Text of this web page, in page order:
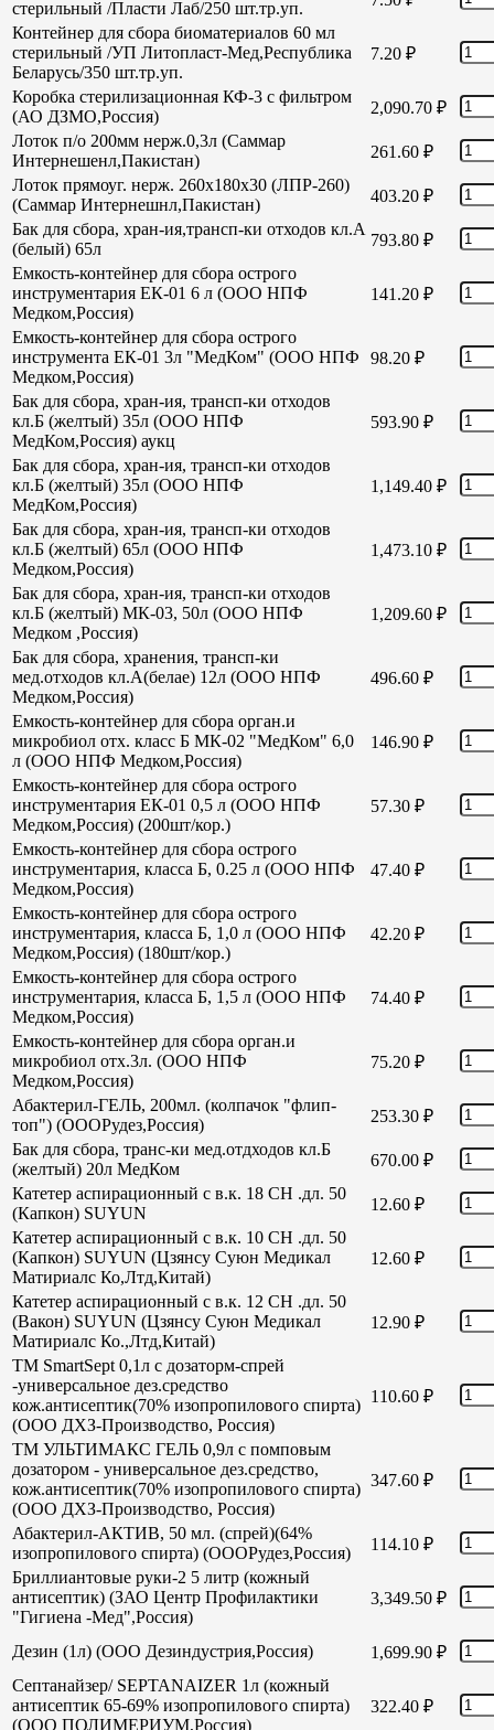
стерильный /Пласти Лаб/250 шт.тр.уп.
Контейнер для сбора биоматериалов 60 мл
стерильный /УП Литопласт-Мед,Республика
Беларусь/350 шт.тр.уп.
7.20 ₽
Коробка стерилизационная КФ-3 с фильтром
(АО ДЗМО,Россия)
2,090.70 ₽
Лоток п/о 200мм нерж.0,3л (Саммар
Интернешенл,Пакистан)
261.60 ₽
Лоток прямоуг. нерж. 260х180х30 (ЛПР-260)
(Саммар Интернешнл,Пакистан)
403.20 ₽
Бак для сбора, хран-ия,трансп-ки отходов кл.А
(белый) 65л
793.80 ₽
Емкость-контейнер для сбора острого
инструментария ЕК-01 6 л (ООО НПФ
Медком,Россия)
141.20 ₽
Емкость-контейнер для сбора острого
инструмента ЕК-01 3л "МедКом" (ООО НПФ
Медком,Россия)
98.20 ₽
Бак для сбора, хран-ия, трансп-ки отходов
кл.Б (желтый) 35л (ООО НПФ
МедКом,Россия) аукц
593.90 ₽
Бак для сбора, хран-ия, трансп-ки отходов
кл.Б (желтый) 35л (ООО НПФ
МедКом,Россия)
1,149.40 ₽
Бак для сбора, хран-ия, трансп-ки отходов
кл.Б (желтый) 65л (ООО НПФ
Медком,Россия)
1,473.10 ₽
Бак для сбора, хран-ия, трансп-ки отходов
кл.Б (желтый) МК-03, 50л (ООО НПФ
Медком ,Россия)
1,209.60 ₽
Бак для сбора, хранения, трансп-ки
мед.отходов кл.А(белае) 12л (ООО НПФ
Медком,Россия)
496.60 ₽
Емкость-контейнер для сбора орган.и
микробиол отх. класс Б МК-02 "МедКом" 6,0
л (ООО НПФ Медком,Россия)
146.90 ₽
Емкость-контейнер для сбора острого
инструментария ЕК-01 0,5 л (ООО НПФ
Медком,Россия) (200шт/кор.)
57.30 ₽
Емкость-контейнер для сбора острого
инструментария, класса Б, 0.25 л (ООО НПФ
Медком,Россия)
47.40 ₽
Емкость-контейнер для сбора острого
инструментария, класса Б, 1,0 л (ООО НПФ
Медком,Россия) (180шт/кор.)
42.20 ₽
Емкость-контейнер для сбора острого
инструментария, класса Б, 1,5 л (ООО НПФ
Медком,Россия)
74.40 ₽
Емкость-контейнер для сбора орган.и
микробиол отх.3л. (ООО НПФ
Медком,Россия)
75.20 ₽
Абактерил-ГЕЛЬ, 200мл. (колпачок "флип-
топ") (ОООРудез,Россия)
253.30 ₽
Бак для сбора, транс-ки мед.отдходов кл.Б
(желтый) 20л МедКом
670.00 ₽
Катетер аспирационный с в.к. 18 СН .дл. 50
(Капкон) SUYUN
12.60 ₽
Катетер аспирационный с в.к. 10 СН .дл. 50
(Капкон) SUYUN (Цзянсу Суюн Медикал
Матириалс Ко,Лтд,Китай)
12.60 ₽
Катетер аспирационный с в.к. 12 СН .дл. 50
(Вакон) SUYUN (Цзянсу Суюн Медикал
Матириалс Ко.,Лтд,Китай)
12.90 ₽
TM SmartSept 0,1л с дозаторм-спрей
-универсальное дез.средство
кож.антисептик(70% изопропилового спирта)
(ООО ДХЗ-Производство, Россия)
110.60 ₽
TM УЛЬТИМАКС ГЕЛЬ 0,9л с помповым
дозатором - универсальное дез.средство,
кож.антисептик(70% изопропилового спирта)
(ООО ДХЗ-Производство, Россия)
347.60 ₽
Абактерил-АКТИВ, 50 мл. (спрей)(64%
изопропилового спирта) (ОООРудез,Россия)
114.10 ₽
Бриллиантовые руки-2 5 литр (кожный
антисептик) (ЗАО Центр Профилактики
"Гигиена -Мед",Россия)
3,349.50 ₽
Дезин (1л) (ООО Дезиндустрия,Россия) 1,699.90 ₽
Септанайзер/ SEPTANAIZER 1л (кожный
антисептик 65-69% изопропилового спирта)
(ООО ПОЛИМЕРИУМ,Россия)
322.40 ₽